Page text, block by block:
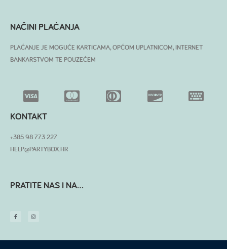
NAČINI PLAĆANJA
PLAĆANJE JE MOGUĆE KARTICAMA, OPĆOM UPLATNICOM, INTERNET
BANKARSTVOM TE POUZEĆEM
KONTAKT
+385 98 773 227
HELP@PARTYBOX.HR
PRATITE NAS I NA...